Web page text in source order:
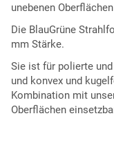
unebenen
Die BlauGrüne
mm Stärke.
Sie ist für polierte
und konvex und
Kombination mit
Oberflächen